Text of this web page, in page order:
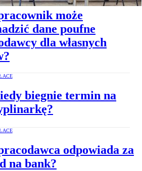
może
dane poufne
dla własnych
biegnie termin na
odpowiada za
na bank?